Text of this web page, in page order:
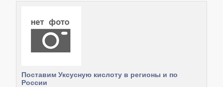
Поставим Уксусную кислоту в регионы и по
России